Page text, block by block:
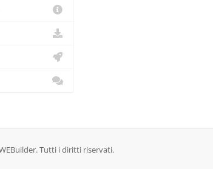
Tutti i diritti riservati.